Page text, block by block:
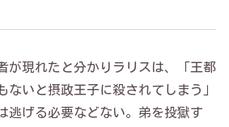
が現れたと分かりラリスは、「王都
ないと摂政王子に殺されてしまう」
逃げる必要などない。弟を投獄す